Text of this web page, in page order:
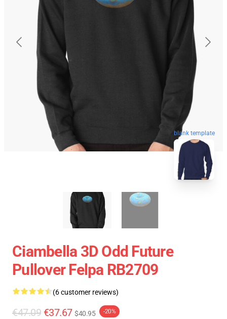
blank template
Ciambella 3D Odd Future
Pullover Felpa RB2709
(6 customer reviews)
€47.09 €37.67 $40.95 -20%